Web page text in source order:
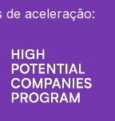
de aceleração: